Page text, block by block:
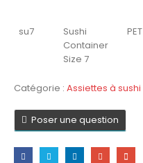
su7
Sushi
Container
Size 7
PET
Catégorie : Assiettes à sushi
Poser une question